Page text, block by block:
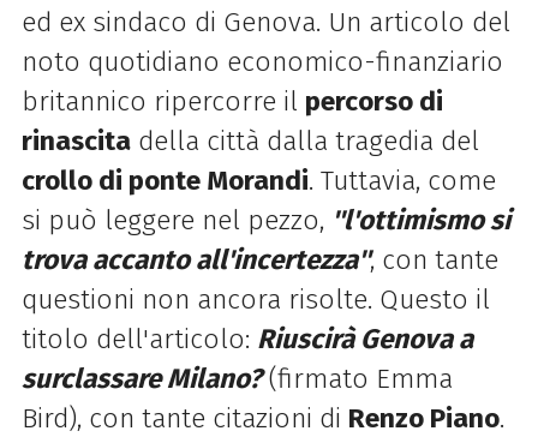
ed ex sindaco di Genova. Un articolo del
noto quotidiano economico-finanziario
britannico ripercorre il percorso di
rinascitadella città dalla tragedia del
crollo di ponte Morandi. Tuttavia, come
si può leggere nel pezzo, ''l'ottimismo si
trova accanto all'incertezza'', con tante
questioni non ancora risolte. Questo il
titolo dell'articolo: Riuscirà Genova a
surclassare Milano?(firmato Emma
Bird), con tante citazioni di Renzo Piano.